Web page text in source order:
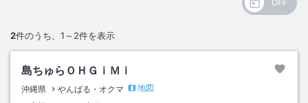
2件のうち、 1～2件を表示
島ちゅらＯＨＧｉＭｉ
沖縄県 やんばる・オクマ
地図